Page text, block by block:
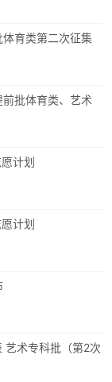
育类第二次征集
批体育类、艺术
计划
计划
艺术专科批（第2次